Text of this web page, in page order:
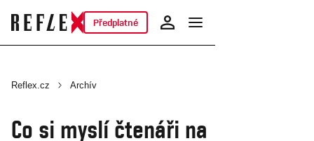
Předplatné
Reflex.cz Archív
Co si myslí čtenáři na